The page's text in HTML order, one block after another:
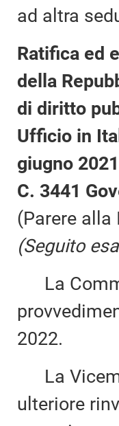
ad altra
Ratifica ed
della
di diritto
Ufficio in
giugno
C. 3441
(Parere alla
(Seguito
La
2022.
La
ulteriore